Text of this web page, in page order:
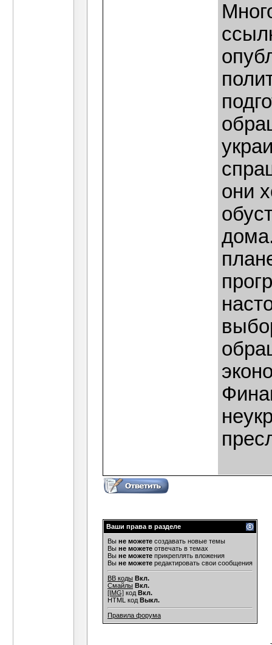
они
Ваши права в разделе
Вы не можете создавать новые темы
Вы не можете отвечать в темах
Вы не можете прикреплять вложения
Вы не можете редактировать свои сообщения
BB коды Вкл.
Смайлы Вкл.
[IMG] код Вкл.
HTML код Выкл.
Правила форума